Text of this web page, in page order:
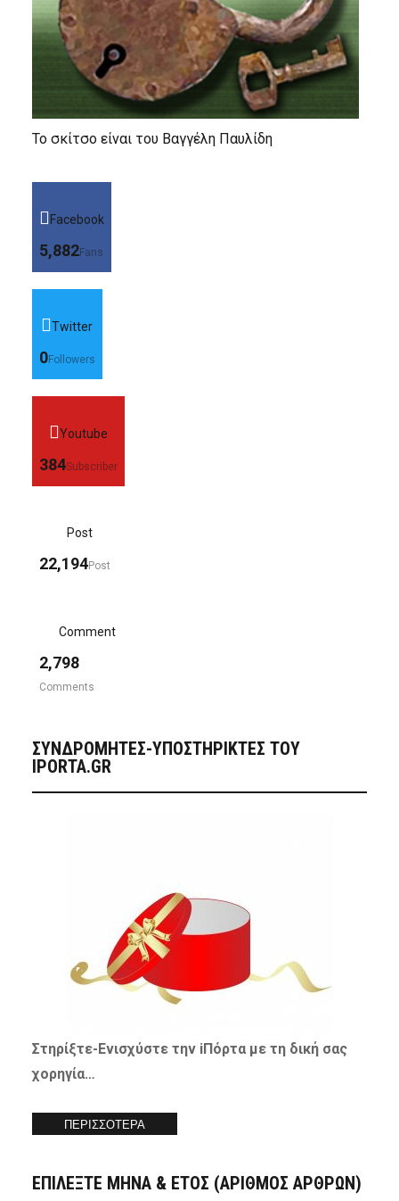
Το σκίτσο είναι του Βαγγέλη Παυλίδη
Facebook
5,882Fans
Twitter
0Followers
Youtube
384Subscriber
Post
22,194Post
Comment
2,798
Comments
ΣΥΝΔΡΟΜΗΤΈΣ-ΥΠΟΣΤΗΡΙΚΤΈΣ ΤΟΥ
IPORTA.GR
Στηρίξτε-Ενισχύστετην iΠόρτα με τη δική σας
χορηγία…
ΠΕΡΙΣΣΟΤΕΡΑ
ΕΠΙΛΕΞΤΕ ΜΗΝΑ & ΕΤΟΣ (ΑΡΙΘΜΟΣ ΑΡΘΡΩΝ)